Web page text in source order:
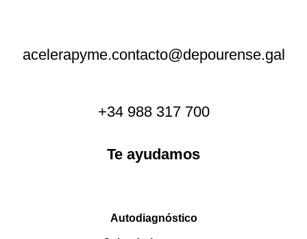
acelerapyme.contacto@depourense.gal
+34 988 317 700
Te ayudamos
Autodiagnóstico